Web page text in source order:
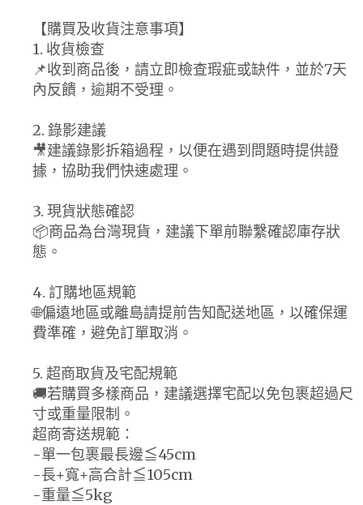
【購買及收貨注意事項】
1. 收貨檢查
📌收到商品後，請立即檢查瑕疵或缺件，並於7天
內反饋，逾期不受理。
2. 錄影建議
🎥建議錄影拆箱過程，以便在遇到問題時提供證
據，協助我們快速處理。
3. 現貨狀態確認
📦商品為台灣現貨，建議下單前聯繫確認庫存狀
態。
4. 訂購地區規範
🌐偏遠地區或離島請提前告知配送地區，以確保運
費準確，避免訂單取消。
5. 超商取貨及宅配規範
🚚若購買多樣商品，建議選擇宅配以免包裹超過尺
寸或重量限制。
超商寄送規範：
-單一包裹最長邊≦45cm
-長+寬+高合計≦105cm
-重量≦5kg